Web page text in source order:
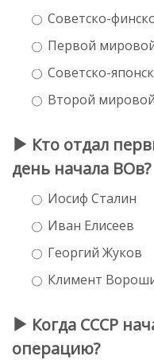
Советско-
Первой
Советско-
Второй мировой
Кто отдал
день начала ВОв?
Иосиф Сталин
Иван Елисеев
Георгий Жуков
Климент
Когда СССР
операцию?